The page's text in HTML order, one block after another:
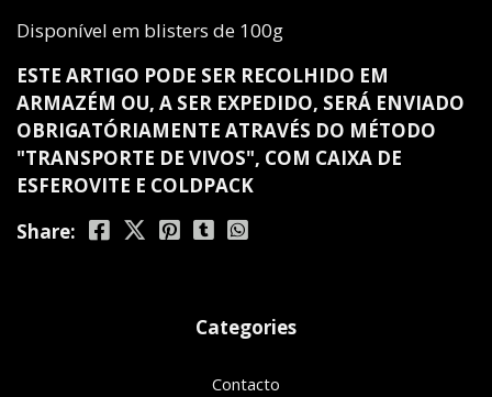
Disponível em blisters de 100g
ESTE ARTIGO PODE SER RECOLHIDO EM
ARMAZÉM OU, A SER EXPEDIDO, SERÁ ENVIADO
OBRIGATÓRIAMENTE ATRAVÉS DO MÉTODO
"TRANSPORTE DE VIVOS", COM CAIXA DE
ESFEROVITE E COLDPACK
Share:
Categories
Contacto